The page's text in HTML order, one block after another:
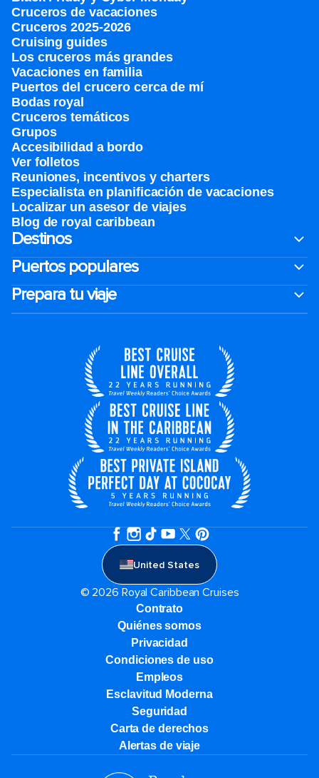
Cruceros de vacaciones
Cruceros 2025-2026
Cruising guides
Los cruceros más grandes
Vacaciones en familia
Puertos del crucero cerca de mí
Bodas royal
Cruceros temáticos
Grupos
Accesibilidad a bordo
Ver folletos
Reuniones, incentivos y charters​
Especialista en planificación de vacaciones
Localizar un asesor de viajes
Blog de royal caribbean
Destinos
Puertos populares
Prepara tu viaje
United States
© 2026 Royal Caribbean Cruises
Contrato
Quiénes somos
Privacidad
Condiciones de uso
Empleos
Esclavitud Moderna
Seguridad
Carta de derechos
Alertas de viaje